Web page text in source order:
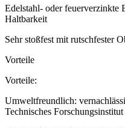
Edelstahl- oder feuerverzinkte
Haltbarkeit
Sehr stoßfest mit rutschfester
Vorteile
Vorteile:
Umweltfreundlich:
Technisches